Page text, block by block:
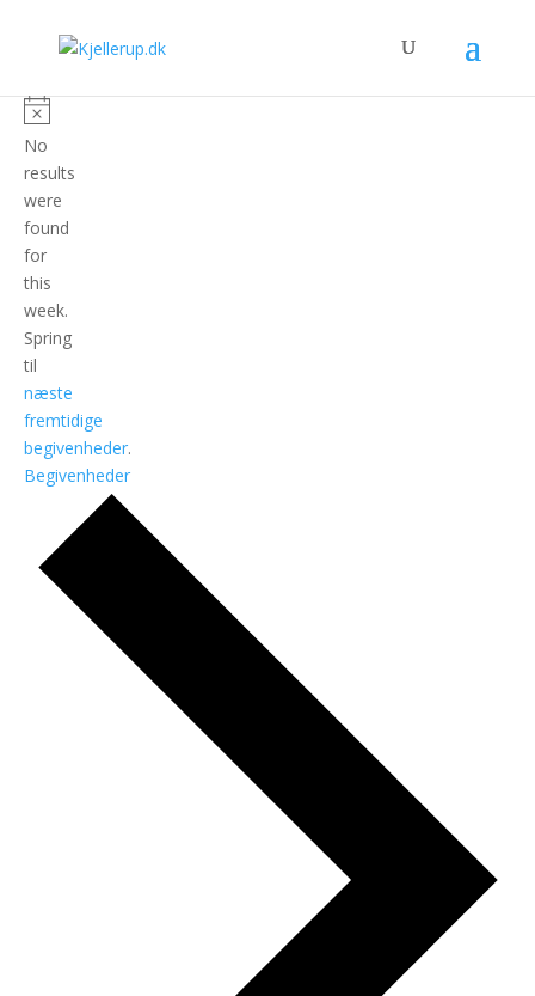
No
results
were
found
for
this
week.
Spring
til
næste
fremtidige
begivenheder.
Begivenheder